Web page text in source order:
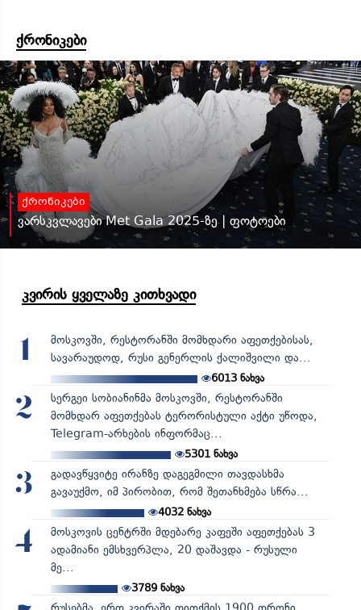
ქრონიკები
ქრონიკები
ვარსკვლავები Met Gala 2025-ზე | ფოტოები
კვირის ყველაზე კითხვადი
1
მოსკოვში, რესტორანში მომხდარი აფეთქებისას,
სავარაუდოდ, რუსი გენერლის ქალიშვილი და...
6013 ნახვა
2
სერგეი სობიანინმა მოსკოვში, რესტორანში
მომხდარ აფეთქებას ტერორისტული აქტი უწოდა,
Telegram-არხების ინფორმაც...
5301ნახვა
3
გადავწყვიტე ირანზე დაგეგმილი თავდასხმა
გავაუქმო, იმ პირობით, რომ შეთანხმება სწრა...
4032ნახვა
4
მოსკოვის ცენტრში მდებარე კაფეში აფეთქებას 3
ადამიანი ემსხვერპლა, 20 დაშავდა - რუსული
მე...
3789ნახვა